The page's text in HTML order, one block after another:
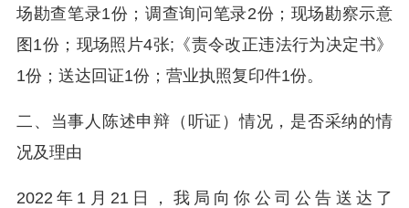
场勘查笔录1份；调查询问笔录2份；现场勘察示意
图1份；现场照片4张;《责令改正违法行为决定书》
1份；送达回证1份；营业执照复印件1份。
二、当事人陈述申辩（听证）情况，是否采纳的情
况及理由
2022年1月21日，我局向你公司公告送达了